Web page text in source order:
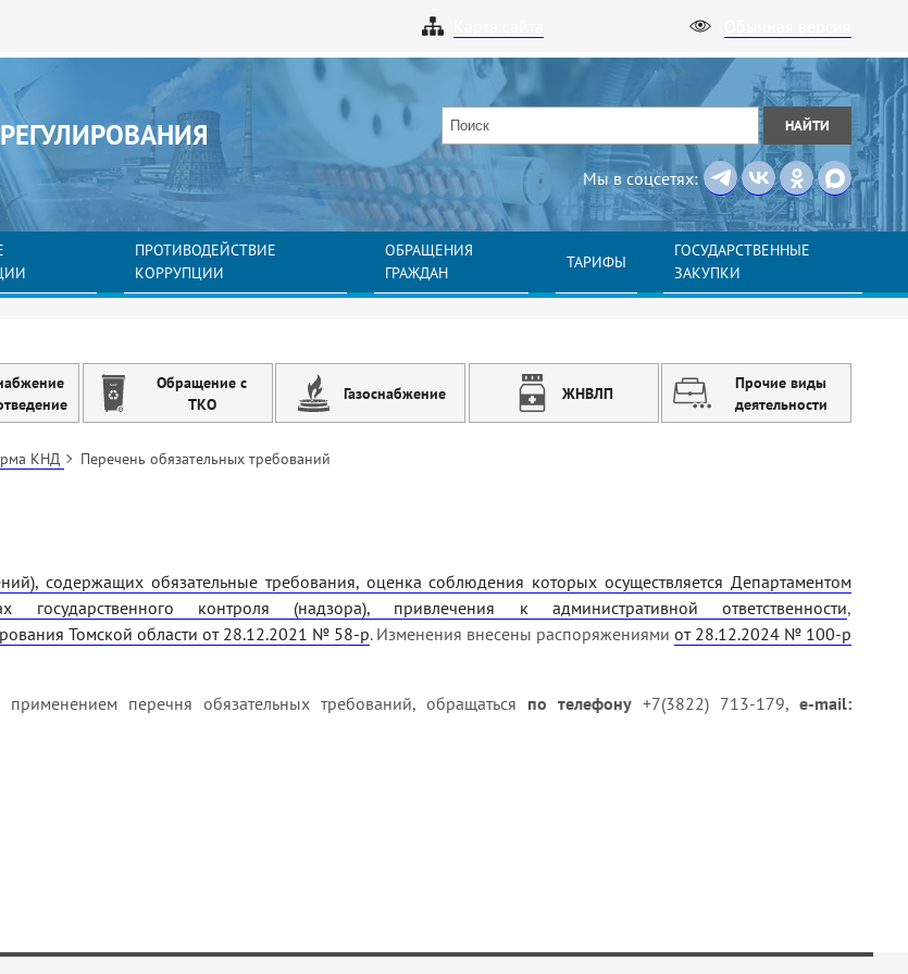
НАЙТИ
Мы в соцсетях:
ПРОТИВОДЕЙСТВИЕ
КОРРУПЦИИ
ОБРАЩЕНИЯ
ГРАЖДАН
ТАРИФЫ
ГОСУДАРСТВЕННЫЕ
ЗАКУПКИ
Обращение с
ТКО
Газоснабжение ЖНВЛП
Прочие виды
деятельности
КНД Перечень обязательных требований
содержащих обязательные требования, оценка соблюдения которых осуществляется Департаментом
контроля (надзора), привлечения к административной ответственности,
Томской области от 28.12.2021 № 58-р. Изменения внесены распоряжениями от 28.12.2024 № 100-р
перечня обязательных требований, обращаться по телефону +7(3822) 713-179, e-mail: